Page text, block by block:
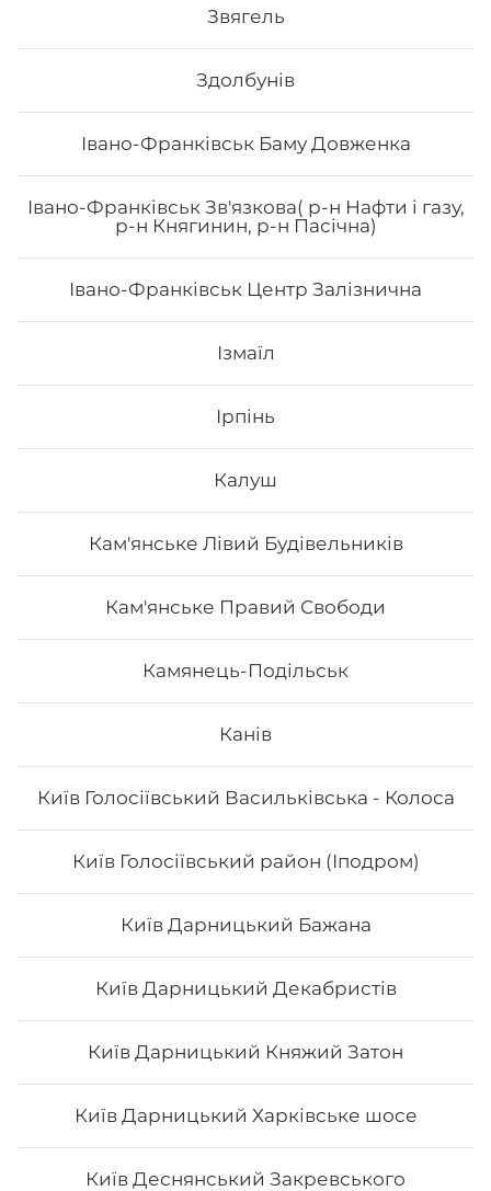
Звягель
Здолбунів
Івано-Франківськ Баму Довженка
Івано-Франківськ Зв'язкова( р-н Нафти і газу,
р-н Княгинин, р-н Пасічна)
Івано-Франківськ Центр Залізнична
Ізмаїл
Ірпінь
Калуш
Кам'янське Лівий Будівельників
Кам'янське Правий Свободи
Камянець-Подільськ
Канів
Київ Голосіївський Васильківська - Колоса
Київ Голосіївський район (Іподром)
Київ Дарницький Бажана
Київ Дарницький Декабристів
Київ Дарницький Княжий Затон
Київ Дарницький Харківське шосе
Київ Деснянський Закревського
Морайдо
309₴ Хочу